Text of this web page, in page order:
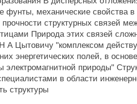
фунты, механические свойства в
прочности структурных связей
Природа этих связей
А Цытовичу "комплексом
энергетических полей, в
электромагнитной природы"
в области
структуры